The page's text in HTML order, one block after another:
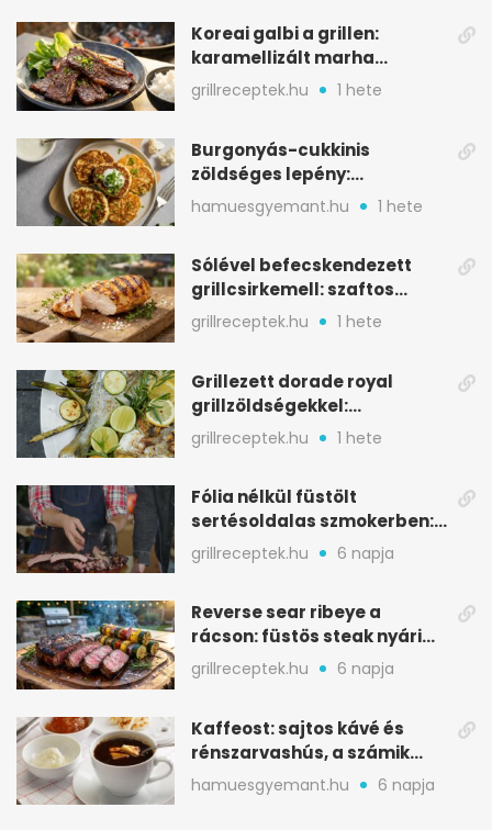
Koreai galbi a grillen:
karamellizált marha
rövidborda gyorsan
grillreceptek.hu 1 hete
Burgonyás-cukkinis
zöldséges lepény:
aranybarna, szaftos, hús
nélkül is
hamuesgyemant.hu 1 hete
Sólével befecskendezett
grillcsirkemell: szaftos
marad, nem szárad ki
grillreceptek.hu 1 hete
Grillezett dorade royal
grillzöldségekkel:
mediterrán ízek a rostélyról
grillreceptek.hu 1 hete
Fólia nélkül füstölt
sertésoldalas szmokerben:
ropogós bark, 6 óra
grillreceptek.hu 6 napja
Reverse sear ribeye a
rácson: füstös steak nyári
tökkebabbal
grillreceptek.hu 6 napja
Kaffeost: sajtos kávé és
rénszarvashús, a számik
melegítő itala
hamuesgyemant.hu 6 napja